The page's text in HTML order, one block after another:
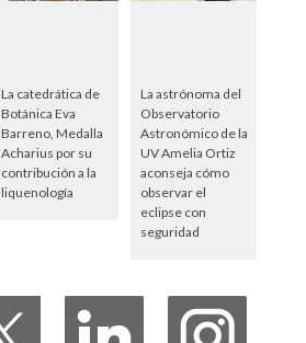
La catedrática de
Botánica Eva
Barreno, Medalla
Acharius por su
contribución a la
liquenología
La astrónoma del
Observatorio
Astronómico de la
UV Amelia Ortiz
aconseja cómo
observar el
eclipse con
seguridad